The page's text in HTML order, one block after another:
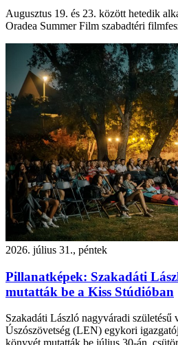
Augusztus 19. és 23. között hetedik
Oradea Summer Film szabadtéri
2026. július 31., péntek
Pillanatképek: Szakadáti
mutatták be a Kiss Stúdióban
Szakadáti László nagyváradi születésű
Úszószövetség (LEN) egykori